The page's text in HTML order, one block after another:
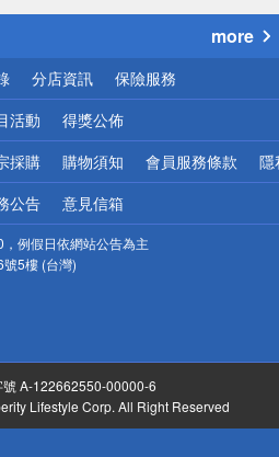
小心！
more
分店資訊 保險服務
活動 得獎公佈
採購 購物須知 會員服務條款 隱
公告 意見信箱
例假日依網站公告為主
5樓 (台灣)
A-122662550-00000-6
Lifestyle Corp. All Right Reserved